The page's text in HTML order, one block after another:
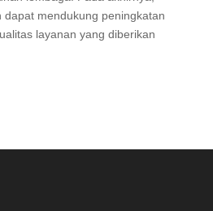
dapat mendukung peningkatan
layanan yang diberikan